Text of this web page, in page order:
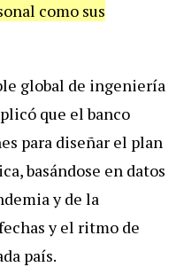
como sus
global de ingeniería
que el banco
para diseñar el plan
basándose en datos
y de la
y el ritmo de
país.